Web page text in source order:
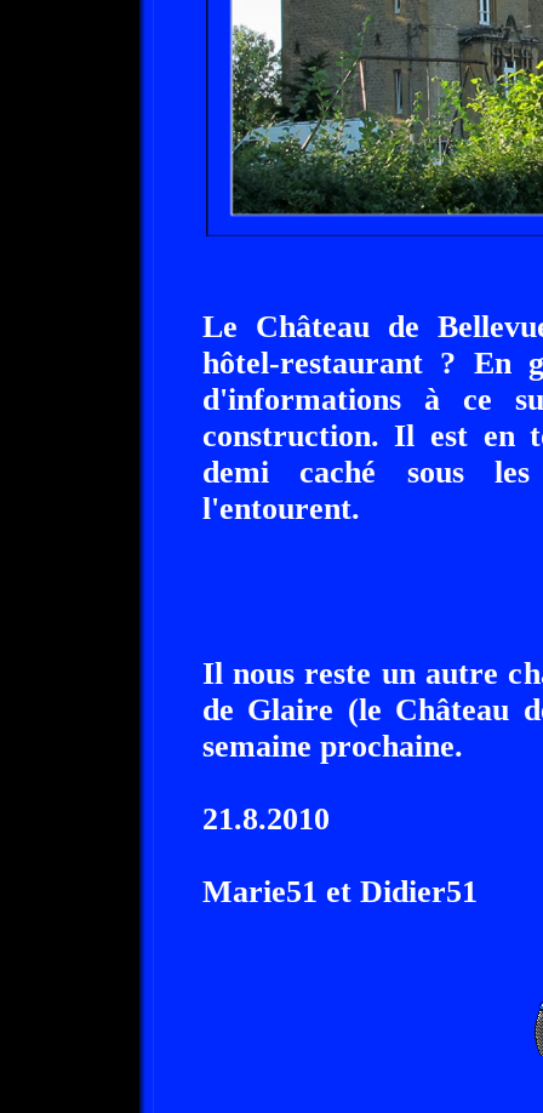
Le Château de
hôtel-restaurant ? En
d'informations à ce
construction. Il est en
demi caché sous
l'entourent.
Il nous reste un autre
de Glaire (le Château
semaine prochaine.
21.8.2010
Marie51 et Didier51